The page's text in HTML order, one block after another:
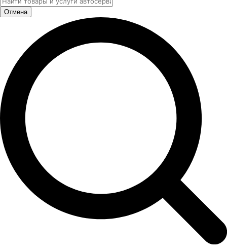
Отмена